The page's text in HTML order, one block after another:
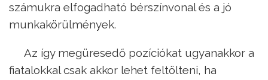
számukra elfogadható bérszínvonal és a jó
munkakörülmények.
Az így megüresedő pozíciókat ugyanakkor a
fiatalokkal csak akkor lehet feltölteni, ha